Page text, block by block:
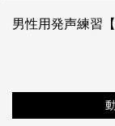
男性用発声練習